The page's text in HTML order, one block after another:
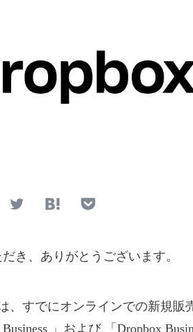
き、ありがとうございます。
、すでにオンラインでの新規販
」および 「Dropbox